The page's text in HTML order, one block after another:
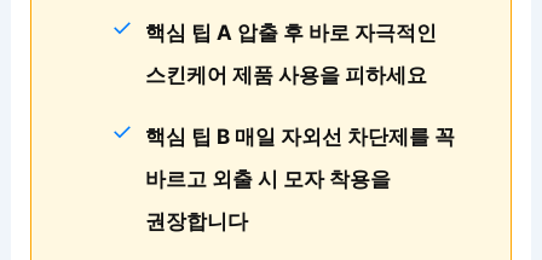
핵심 팁 A 압출 후 바로 자극적인
스킨케어 제품 사용을 피하세요
핵심 팁 B 매일 자외선 차단제를 꼭
바르고 외출 시 모자 착용을
권장합니다